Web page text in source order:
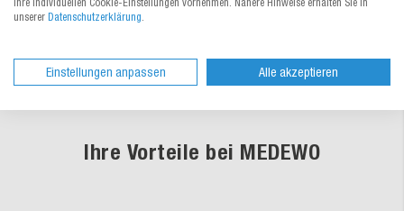
Ihre Vorteile bei MEDEWO
Ihre individuellen Cookie-Einstellungen vornehmen. Nähere Hinweise erhalten Sie in
unserer Datenschutzerklärung.
Einstellungen anpassen Alle akzeptieren